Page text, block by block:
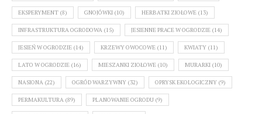
EKSPERYMENT (8) GNOJÓWKI (10) HERBATKI ZIOŁOWE (13)
INFRASTRUKTURA OGRODOWA (15) JESIENNE PRACE W OGRODZIE (14)
JESIEŃ W OGRODZIE (14) KRZEWY OWOCOWE (11) KWIATY (11)
LATO W OGRODZIE (16) MIESZANKI ZIOŁOWE (10) MURARKI (10)
NASIONA (22) OGRÓD WARZYWNY (32) OPRYSK EKOLOGICZNY (9)
PERMAKULTURA (89) PLANOWANIE OGRODU (9)